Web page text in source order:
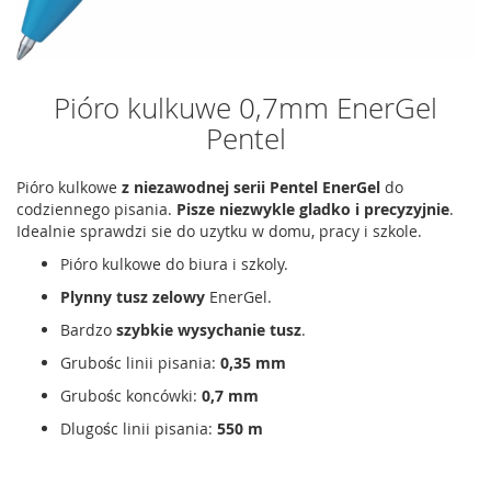
Pióro kulkuwe 0,7mm EnerGel
Pentel
Pióro kulkowe z niezawodnej serii Pentel EnerGel do
codziennego pisania. Pisze niezwykle gladko i precyzyjnie.
Idealnie sprawdzi sie do uzytku w domu, pracy i szkole.
Pióro kulkowe do biura i szkoly.
Plynny tusz zelowy EnerGel.
Bardzo szybkie wysychanie tusz.
Grubośc linii pisania: 0,35 mm
Grubośc koncówki: 0,7 mm
Dlugośc linii pisania: 550 m